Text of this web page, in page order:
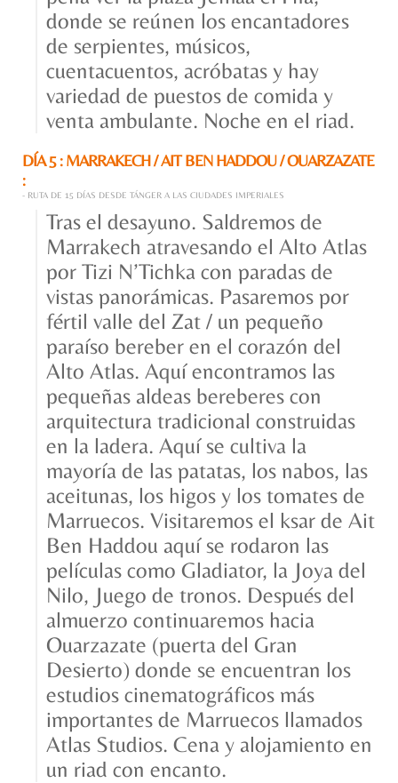
donde se reúnen los encantadores
de serpientes, músicos,
cuentacuentos, acróbatas y hay
variedad de puestos de comida y
venta ambulante. Noche en el riad.
DÍA 5 : MARRAKECH / AIT BEN HADDOU / OUARZAZATE
:
- RUTA DE 15 DÍAS DESDE TÁNGER A LAS CIUDADES IMPERIALES
Tras el desayuno. Saldremos de
Marrakech atravesando el Alto Atlas
por Tizi N’Tichka con paradas de
vistas panorámicas. Pasaremos por
fértil valle del Zat / un pequeño
paraíso bereber en el corazón del
Alto Atlas. Aquí encontramos las
pequeñas aldeas bereberes con
arquitectura tradicional construidas
en la ladera. Aquí se cultiva la
mayoría de las patatas, los nabos, las
aceitunas, los higos y los tomates de
Marruecos. Visitaremos el ksar de Ait
Ben Haddou aquí se rodaron las
películas como Gladiator, la Joya del
Nilo, Juego de tronos. Después del
almuerzo continuaremos hacia
Ouarzazate (puerta del Gran
Desierto) donde se encuentran los
estudios cinematográficos más
importantes de Marruecos llamados
Atlas Studios. Cena y alojamiento en
un riad con encanto.